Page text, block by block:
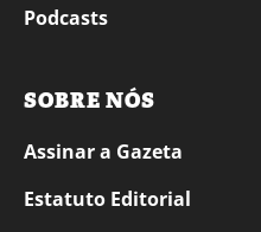
Podcasts
SOBRE NÓS
Assinar a Gazeta
Estatuto Editorial